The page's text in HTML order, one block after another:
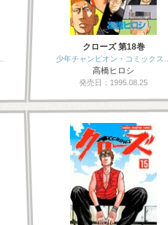
クローズ 第18巻
少年チャンピオン・コミックス…
高橋ヒロシ
発売日：1995.08.25